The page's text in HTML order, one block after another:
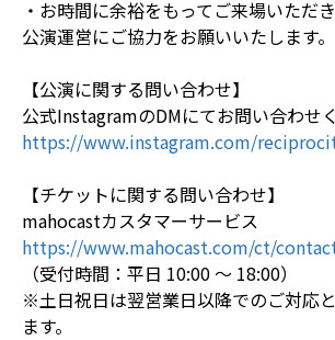
・お時間に余裕をもってご来場いただ
公演運営にご協力をお願いいたします。
【公演に関する問い合わせ】
公式InstagramのDMにてお問い合わせ
https://www.instagram.com/
【チケットに関する問い合わせ】
mahocastカスタマーサービス
https://www.mahocast.com/ct/
（受付時間：平日 10:00 ～ 18:00）
※土日祝日は翌営業日以降でのご対応
ます。